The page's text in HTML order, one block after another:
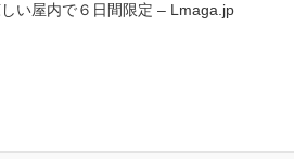
い屋内で６日間限定 – Lmaga.jp